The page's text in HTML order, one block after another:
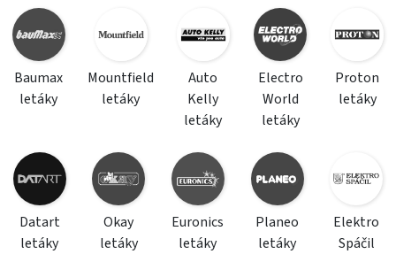
Baumax
letáky
Mountfield
letáky
Auto
Kelly
letáky
Electro
World
letáky
Proton
letáky
Datart
letáky
Okay
letáky
Euronics
letáky
Planeo
letáky
Elektro
Spáčil